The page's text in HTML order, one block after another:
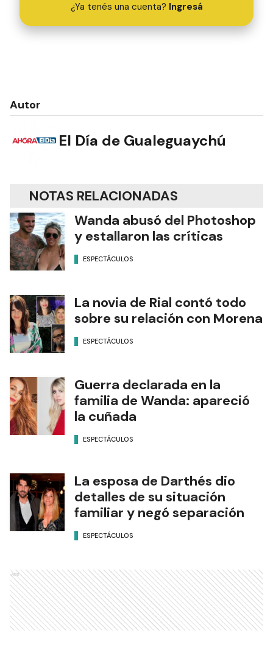
¿Ya tenés una cuenta? Ingresá
Autor
El Día de Gualeguaychú
NOTAS RELACIONADAS
Wanda abusó del Photoshop
y estallaron las críticas
ESPECTÁCULOS
La novia de Rial contó todo
sobre su relación con Morena
ESPECTÁCULOS
Guerra declarada en la
familia de Wanda: apareció
la cuñada
ESPECTÁCULOS
La esposa de Darthés dio
detalles de su situación
familiar y negó separación
ESPECTÁCULOS
Ads